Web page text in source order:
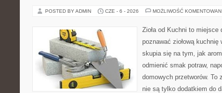
POSTED BY ADMIN CZE - 6 - 2026 MOŻLIWOŚĆ
Zioła od Kuchni to
poznawać ziołową
skupia się na tym, jak
odmienić smak potraw,
domowych przetworów. To
nie są tylko dodatkiem do